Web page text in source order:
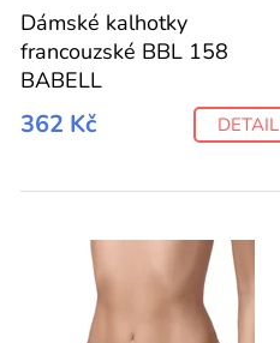
Dámské kalhotky
francouzské BBL 158
BABELL
362 Kč DETAIL